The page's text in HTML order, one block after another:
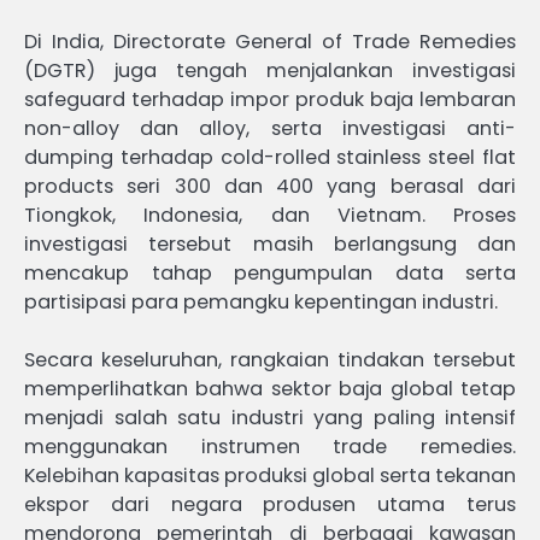
Di India, Directorate General of Trade Remedies
(DGTR) juga tengah menjalankan investigasi
safeguard terhadap impor produk baja lembaran
non-alloy dan alloy, serta investigasi anti-
dumping terhadap cold-rolled stainless steel flat
products seri 300 dan 400 yang berasal dari
Tiongkok, Indonesia, dan Vietnam. Proses
investigasi tersebut masih berlangsung dan
mencakup tahap pengumpulan data serta
partisipasi para pemangku kepentingan industri.
Secara keseluruhan, rangkaian tindakan tersebut
memperlihatkan bahwa sektor baja global tetap
menjadi salah satu industri yang paling intensif
menggunakan instrumen trade remedies.
Kelebihan kapasitas produksi global serta tekanan
ekspor dari negara produsen utama terus
mendorong pemerintah di berbagai kawasan